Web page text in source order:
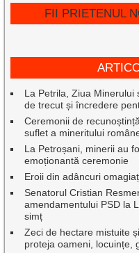
FII PRIETENUL
La Petrila, Ziua Minerului
de trecut și încredere
Ceremonii de
suflet a mineritului
La Petroșani, minerii au
emoționantă ceremonie
Eroii din adâncuri
Senatorul Cristian
amendamentului PSD la
simț
Zeci de hectare mistuite
proteja oameni, locuințe,